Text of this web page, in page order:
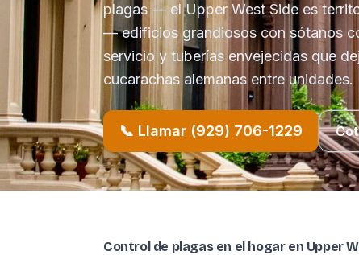
plagas — el Upper West Side es
— edificios grandiosos con sótanos
servicio y tuberías envejecidas que
cucarachas alemanas entre unidades.
📞 Llamar (929) 706-1229
Control de plagas en el hogar en Upper